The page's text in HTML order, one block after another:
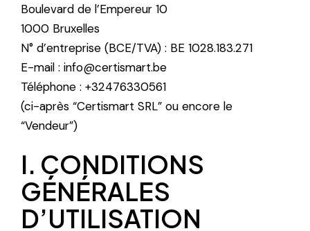
Boulevard de l’Empereur 10
1000 Bruxelles
N° d’entreprise (BCE/TVA) : BE 1028.183.271
E-mail : info@certismart.be
Téléphone : +32476330561
(ci-après “Certismart SRL” ou encore le
“Vendeur”)
I. CONDITIONS
GÉNÉRALES
D’UTILISATION